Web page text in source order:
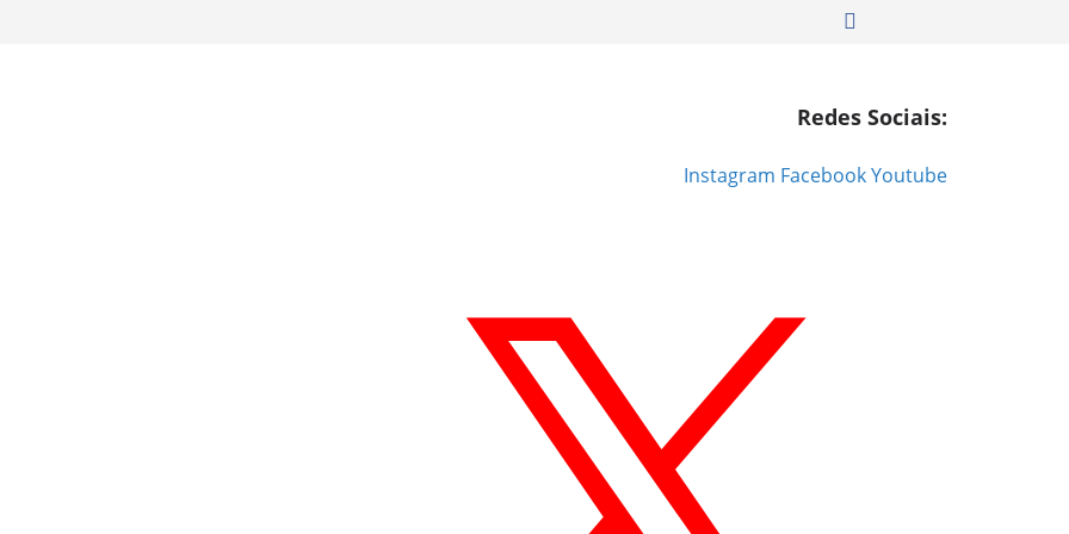
Redes Sociais:
Instagram FacebookYoutube